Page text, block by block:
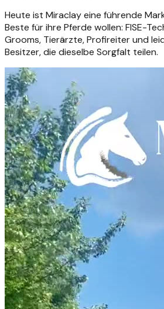
Heute ist Miraclay eine führende
Beste für ihre Pferde wollen: FISE-
Grooms, Tierärzte, Profireiter und
Besitzer, die dieselbe Sorgfalt teilen.